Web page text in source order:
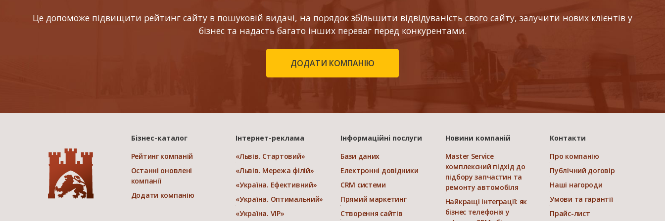
Це допоможе підвищити рейтинг сайту в пошуковій видачі, на порядок збільшити відвідуваність свого сайту, залучити нових клієнтів у
бізнес та надасть багато інших переваг перед конкурентами.
ДОДАТИ КОМПАНІЮ
Бізнес-каталог
Рейтинг компаній
Останні оновлені
компанії
Додати компанію
Інтернет-реклама
«Львів. Стартовий»
«Львів. Мережа філій»
«Україна. Ефективний»
«Україна. Оптимальний»
«Україна. VIP»
Інформаційні послуги
Бази даних
Електронні довідники
CRM системи
Прямий маркетинг
Створення сайтів
Новини компаній
Master Service
комплексний підхід до
підбору запчастин та
ремонту автомобіля
Найкращі інтеграції: як
бізнес телефонія у
Контакти
Про компанію
Публічний договір
Наші нагороди
Умови та гарантії
Прайс-лист